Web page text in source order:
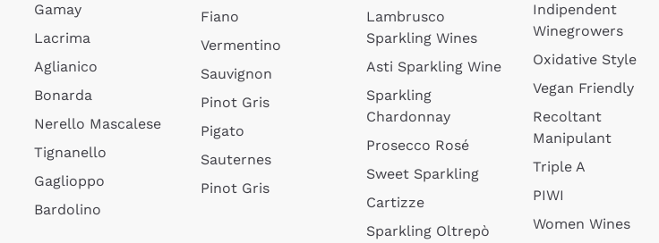
Gamay
Lacrima
Aglianico
Bonarda
Nerello Mascalese
Tignanello
Gaglioppo
Bardolino
Fiano
Vermentino
Sauvignon
Pinot Gris
Pigato
Sauternes
Pinot Gris
Lambrusco
Sparkling Wines
Asti Sparkling Wine
Sparkling
Chardonnay
Prosecco Rosé
Sweet Sparkling
Cartizze
Sparkling Oltrepò
Indipendent
Winegrowers
Oxidative Style
Vegan Friendly
Recoltant
Manipulant
Triple A
PIWI
Women Wines